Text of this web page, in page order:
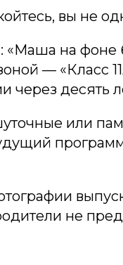
вы не
«Маша на фоне
— «Класс
через десять
или
не